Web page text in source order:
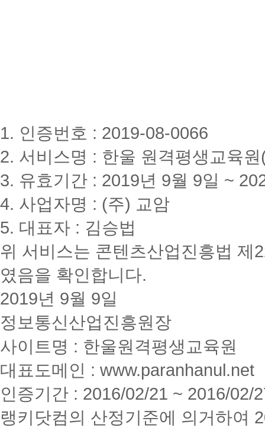
1. 인증번호 : 2019-08-0066
2. 서비스명 : 한울 원격평생교육
3. 유효기간 : 2019년 9월 9일 ~
4. 사업자명 : (주) 교암
5. 대표자 : 김승법
위 서비스는 콘텐츠산업진흥법 제
였음을 확인합니다.
2019년 9월 9일
정보통신산업진흥원장
사이트명 : 한울원격평생교육원
대표도메인 : www.paranhanul.net
인증기간 : 2016/02/21 ~ 2016/02/
랭키닷컴의 산정기준에 의거하여